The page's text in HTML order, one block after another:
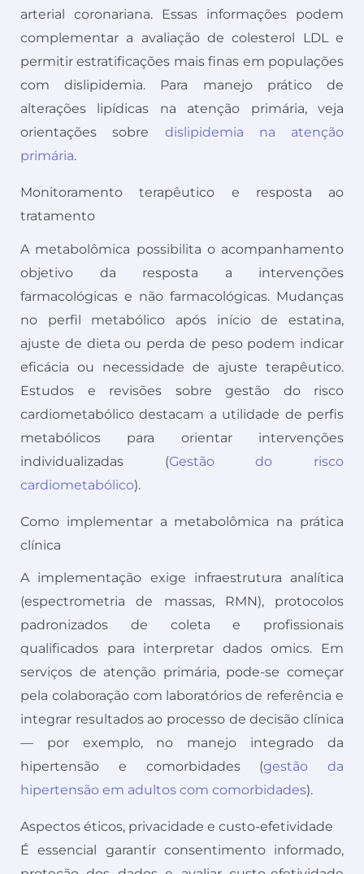
arterial coronariana. Essas informações podem
complementar a avaliação de colesterol LDL e
permitir estratificações mais finas em populações
com dislipidemia. Para manejo prático de
alterações lipídicas na atenção primária, veja
orientações sobre dislipidemia na atenção
primária.
Monitoramento terapêutico e resposta ao
tratamento
A metabolômica possibilita o acompanhamento
objetivo da resposta a intervenções
farmacológicas e não farmacológicas. Mudanças
no perfil metabólico após início de estatina,
ajuste de dieta ou perda de peso podem indicar
eficácia ou necessidade de ajuste terapêutico.
Estudos e revisões sobre gestão do risco
cardiometabólico destacam a utilidade de perfis
metabólicos para orientar intervenções
individualizadas (Gestão do risco
cardiometabólico).
Como implementar a metabolômica na prática
clínica
A implementação exige infraestrutura analítica
(espectrometria de massas, RMN), protocolos
padronizados de coleta e profissionais
qualificados para interpretar dados omics. Em
serviços de atenção primária, pode-se começar
pela colaboração com laboratórios de referência e
integrar resultados ao processo de decisão clínica
— por exemplo, no manejo integrado da
hipertensão e comorbidades (gestão da
hipertensão em adultos com comorbidades).
Aspectos éticos, privacidade e custo-efetividade
É essencial garantir consentimento informado,